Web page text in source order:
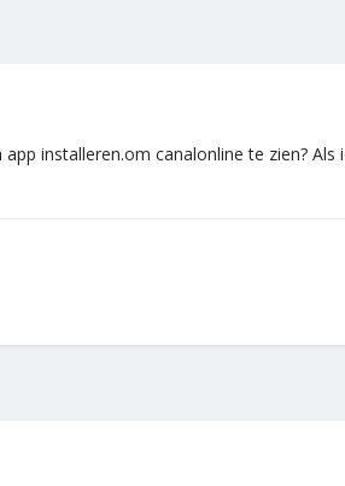
installeren.om canalonline te zien? Als